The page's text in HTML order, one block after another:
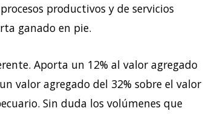
productivos y de servicios
ganado en pie.
Aporta un 12% al valor agregado
valor agregado del 32% sobre el valor
Sin duda los volúmenes que